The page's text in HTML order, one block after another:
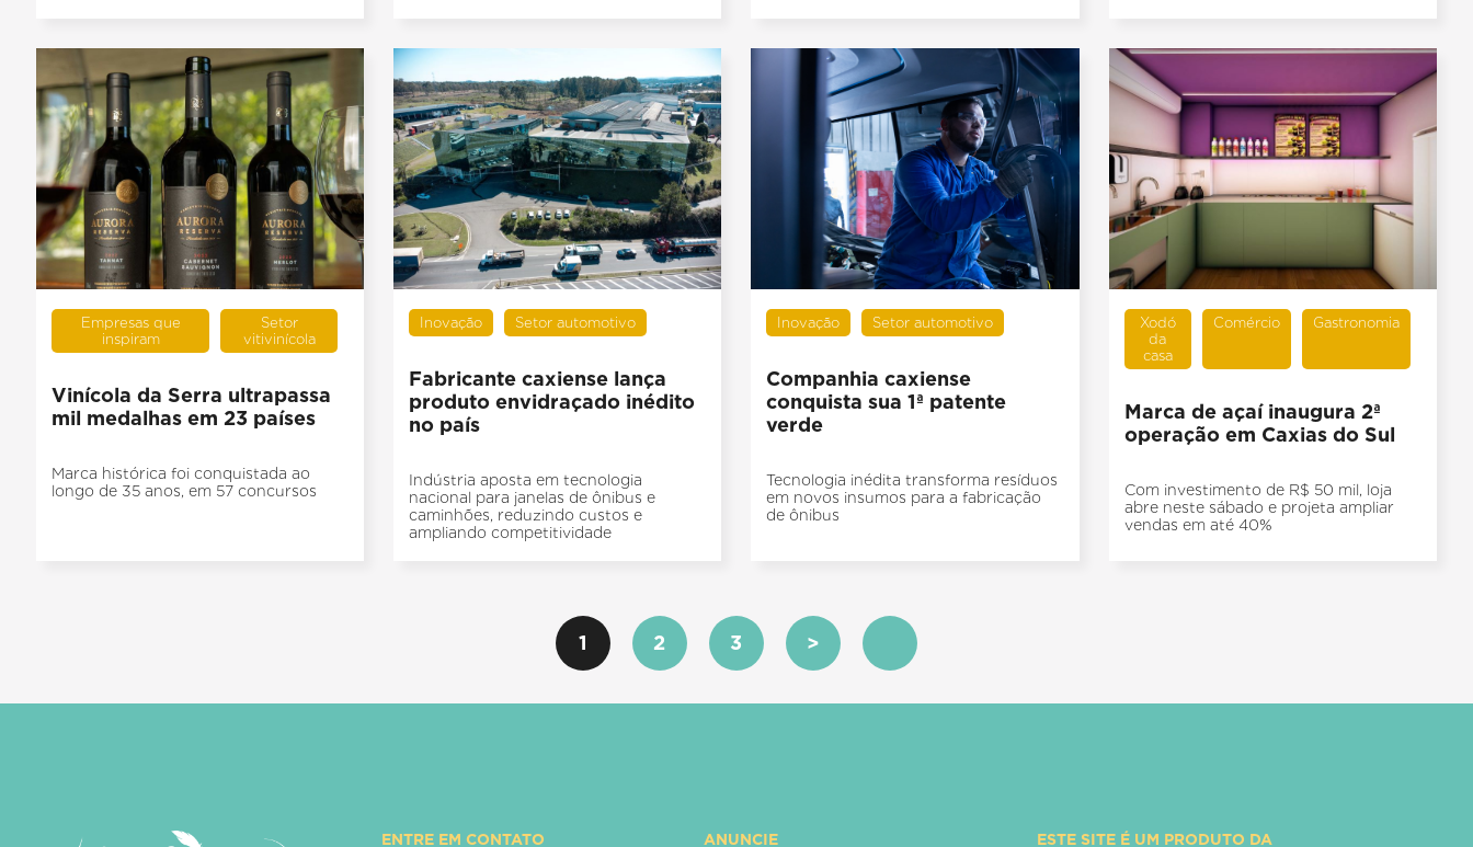
Empresas que
inspiram
Setor
vitivinícola
Vinícola da Serra ultrapassa
mil medalhas em 23 países
Marca histórica foi conquistada ao
longo de 35 anos, em 57 concursos
Inovação Setor automotivo
Fabricante caxiense lança
produto envidraçado inédito
no país
Indústria aposta em tecnologia
nacional para janelas de ônibus e
caminhões, reduzindo custos e
ampliando competitividade
Inovação Setor automotivo
Companhia caxiense
conquista sua 1ª patente
verde
Tecnologia inédita transforma resíduos
em novos insumos para a fabricação
de ônibus
Xodó
da
casa
Comércio Gastronomia
Marca de açaí inaugura 2ª
operação em Caxias do Sul
Com investimento de R$ 50 mil, loja
abre neste sábado e projeta ampliar
vendas em até 40%
1 2 3 >
ENTRE EM CONTATO ANUNCIE ESTE SITE É UM PRODUTO DA